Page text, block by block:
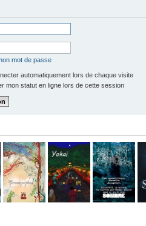
mot de passe
automatiquement lors de chaque visite
mon statut en ligne lors de cette session